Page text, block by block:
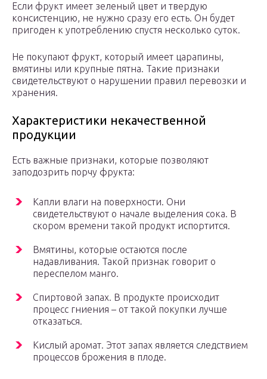
Если фрукт имеет зеленый цвет и твердую
консистенцию, не нужно сразу его есть. Он будет
пригоден к употреблению спустя несколько суток.
Не покупают фрукт, который имеет царапины,
вмятины или крупные пятна. Такие признаки
свидетельствуют о нарушении правил перевозки и
хранения.
Характеристики некачественной
продукции
Есть важные признаки, которые позволяют
заподозрить порчу фрукта:
Капли влаги на поверхности. Они
свидетельствуют о начале выделения сока. В
скором времени такой продукт испортится.
Вмятины, которые остаются после
надавливания. Такой признак говорит о
переспелом манго.
Спиртовой запах. В продукте происходит
процесс гниения – от такой покупки лучше
отказаться.
Кислый аромат. Этот запах является следствием
процессов брожения в плоде.